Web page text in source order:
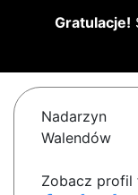
Gratulacje!
Nadarzyn
Walendów
Zobacz profil